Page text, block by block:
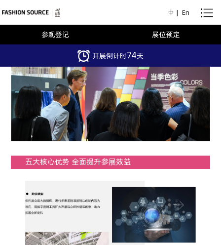
中 | En
参观登记 展位预定
开展倒计时74天
五大核心优势 全面提升参展效益